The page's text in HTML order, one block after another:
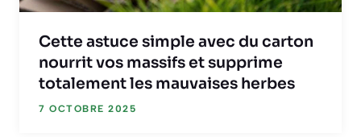
Cette astuce simple avec du carton
nourrit vos massifs et supprime
totalement les mauvaises herbes
7 OCTOBRE 2025